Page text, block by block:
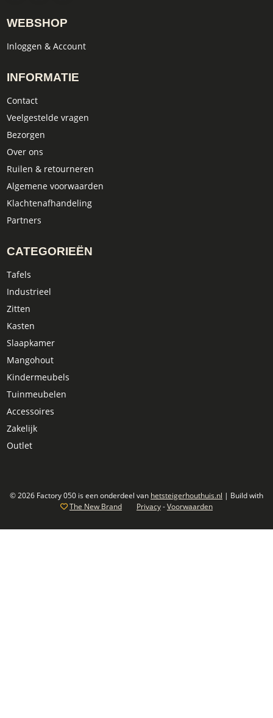
WEBSHOP
Inloggen & Account
INFORMATIE
Contact
Veelgestelde vragen
Bezorgen
Over ons
Ruilen & retourneren
Algemene voorwaarden
Klachtenafhandeling
Partners
CATEGORIEËN
Tafels
Industrieel
Zitten
Kasten
Slaapkamer
Mangohout
Kindermeubels
Tuinmeubelen
Accessoires
Zakelijk
Outlet
© 2026 Factory 050 is een onderdeel van hetsteigerhouthuis.nl | Build with
The New Brand
Privacy-Voorwaarden